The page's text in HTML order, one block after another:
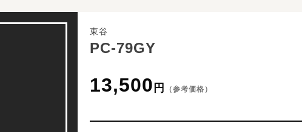
東谷
PC-79GY
13,500 円 （参考価格）